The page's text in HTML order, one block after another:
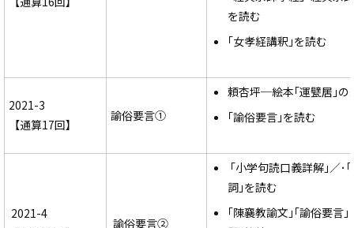
を読む
｢女孝経講釈｣を読む
2021-3
【通算17回】
諭俗要言①
頼杏坪─絵本｢運甓居｣
｢諭俗要言｣を読む
2021-4
諭俗要言②
｢小学句読口義詳解｣／･
詞｣を読む
｢陳襄教諭文｣｢諭俗要言｣